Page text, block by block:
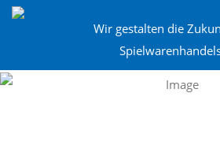
Wir gestalten die